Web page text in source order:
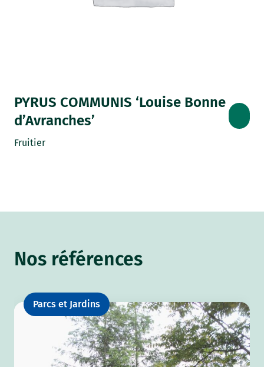
PYRUS COMMUNIS ‘Louise Bonne
d’Avranches’
Fruitier
Nos références
Parcs et Jardins